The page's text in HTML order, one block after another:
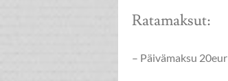
Ratamaksut:
– Päivämaksu 20eur